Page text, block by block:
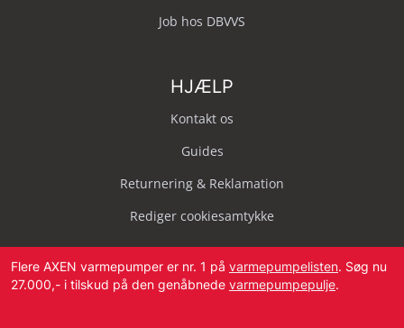
Job hos DBVVS
HJÆLP
Kontakt os
Guides
Returnering & Reklamation
Rediger cookiesamtykke
Flere AXEN varmepumper er nr. 1 på varmepumpelisten. Søg nu
27.000,- i tilskud på den genåbnede varmepumpepulje.